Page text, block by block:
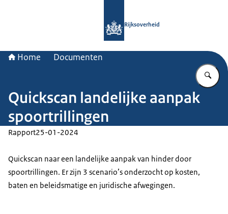
Rijksoverheid
Home Documenten
Quickscan landelijke aanpak
spoortrillingen
Rapport25-01-2024
Quickscan naar een landelijke aanpak van hinder door
spoortrillingen. Er zijn 3 scenario’s onderzocht op kosten,
baten en beleidsmatige en juridische afwegingen.